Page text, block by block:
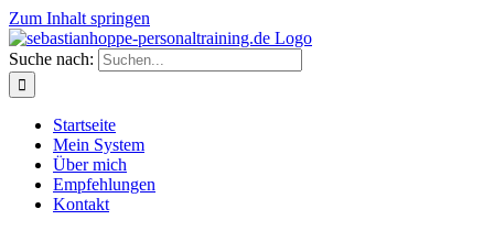
Zum Inhalt springen
Suche nach:
Startseite
Mein System
Über mich
Empfehlungen
Kontakt